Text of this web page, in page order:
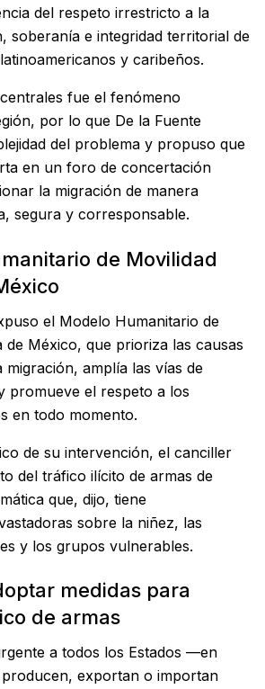
del respeto irrestricto a la
soberanía e integridad territorial de
y caribeños.
fue el fenómeno
por lo que De la Fuente
del problema y propuso que
en un foro de concertación
la migración de manera
segura y corresponsable.
de Movilidad
el Modelo Humanitario de
de México, que prioriza las causas
amplía las vías de
promueve el respeto a los
en todo momento.
de su intervención, el canciller
del tráfico ilícito de armas de
que, dijo, tiene
sobre la niñez, las
y los grupos vulnerables.
medidas para
de armas
a todos los Estados —en
exportan o importan